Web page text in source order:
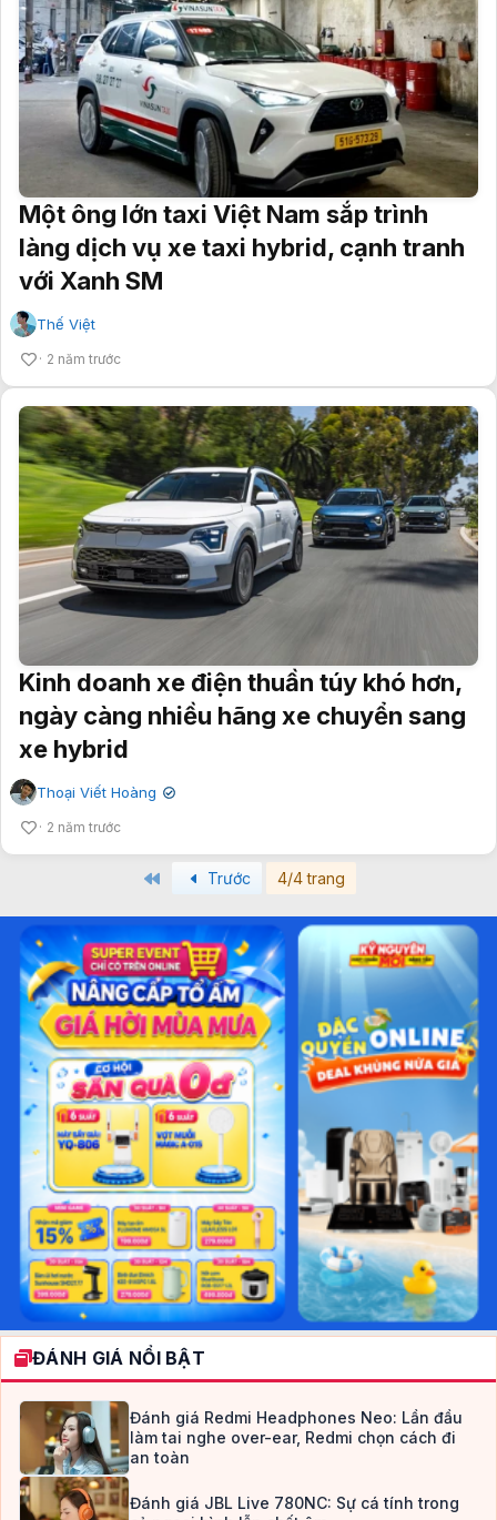
Một ông lớn taxi Việt Nam sắp trình
làng dịch vụ xe taxi hybrid, cạnh tranh
với Xanh SM
Thế Việt
2 năm trước
Kinh doanh xe điện thuần túy khó hơn,
ngày càng nhiều hãng xe chuyển sang
xe hybrid
Thoại Viết Hoàng ✔
2 năm trước
Trước 4/4 trang
ĐÁNH GIÁ NỔI BẬT
Đánh giá Redmi Headphones Neo: Lần đầu
làm tai nghe over-ear, Redmi chọn cách đi
an toàn
Đánh giá JBL Live 780NC: Sự cá tính trong